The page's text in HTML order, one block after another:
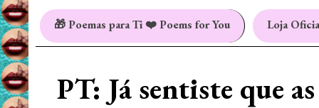
🎁 Poemas para Ti ❤️ Poems for You Loja
PT: Já sentiste que